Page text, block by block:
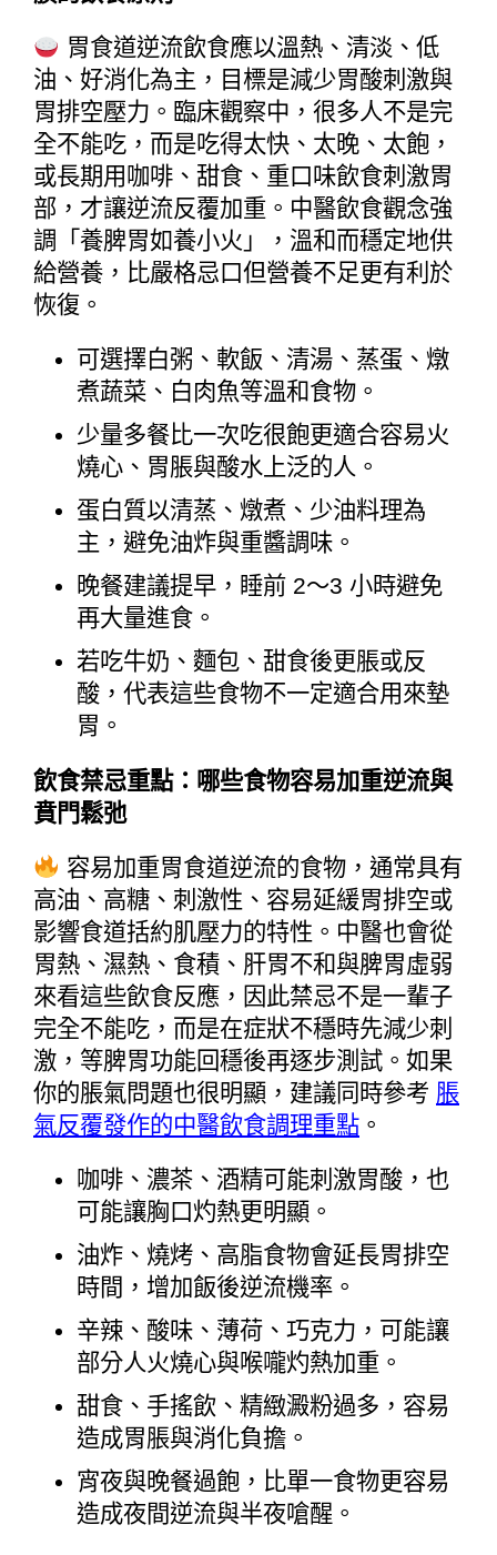
胃食道逆流飲食應以溫熱、清淡、低
油、好消化為主，目標是減少胃酸刺激與
胃排空壓力。臨床觀察中，很多人不是完
全不能吃，而是吃得太快、太晚、太飽，
或長期用咖啡、甜食、重口味飲食刺激胃
部，才讓逆流反覆加重。中醫飲食觀念強
調「養脾胃如養小火」，溫和而穩定地供
給營養，比嚴格忌口但營養不足更有利於
恢復。
可選擇白粥、軟飯、清湯、蒸蛋、燉
煮蔬菜、白肉魚等溫和食物。
少量多餐比一次吃很飽更適合容易火
燒心、胃脹與酸水上泛的人。
蛋白質以清蒸、燉煮、少油料理為
主，避免油炸與重醬調味。
晚餐建議提早，睡前 2～3 小時避免
再大量進食。
若吃牛奶、麵包、甜食後更脹或反
酸，代表這些食物不一定適合用來墊
胃。
飲食禁忌重點：哪些食物容易加重逆流與
賁門鬆弛
容易加重胃食道逆流的食物，通常具有
高油、高糖、刺激性、容易延緩胃排空或
影響食道括約肌壓力的特性。中醫也會從
胃熱、濕熱、食積、肝胃不和與脾胃虛弱
來看這些飲食反應，因此禁忌不是一輩子
完全不能吃，而是在症狀不穩時先減少刺
激，等脾胃功能回穩後再逐步測試。如果
你的脹氣問題也很明顯，建議同時參考 脹
氣反覆發作的中醫飲食調理重點 。
咖啡、濃茶、酒精可能刺激胃酸，也
可能讓胸口灼熱更明顯。
油炸、燒烤、高脂食物會延長胃排空
時間，增加飯後逆流機率。
辛辣、酸味、薄荷、巧克力，可能讓
部分人火燒心與喉嚨灼熱加重。
甜食、手搖飲、精緻澱粉過多，容易
造成胃脹與消化負擔。
宵夜與晚餐過飽，比單一食物更容易
造成夜間逆流與半夜嗆醒。